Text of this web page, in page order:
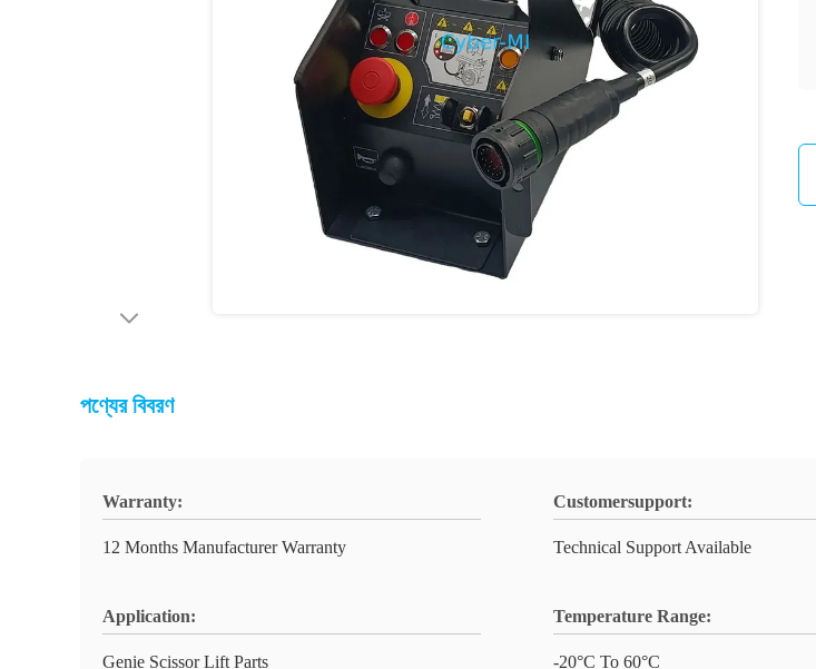
পণ্যের বিবরণ
Warranty:
12 Months Manufacturer Warranty
Customersupport:
Technical Support Available
Application:
Genie Scissor Lift Parts
Temperature Range:
-20°C To 60°C